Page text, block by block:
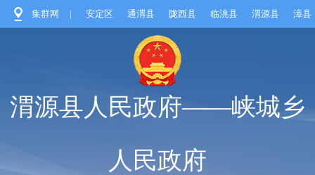
集群网 | 安定区 通渭县 陇西县 临洮县 渭源县 漳县
渭源县人民政府——峡城乡
人民政府